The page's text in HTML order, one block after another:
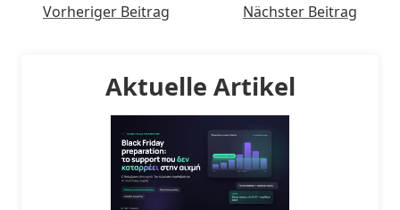
Vorheriger Beitrag Nächster Beitrag
Aktuelle Artikel